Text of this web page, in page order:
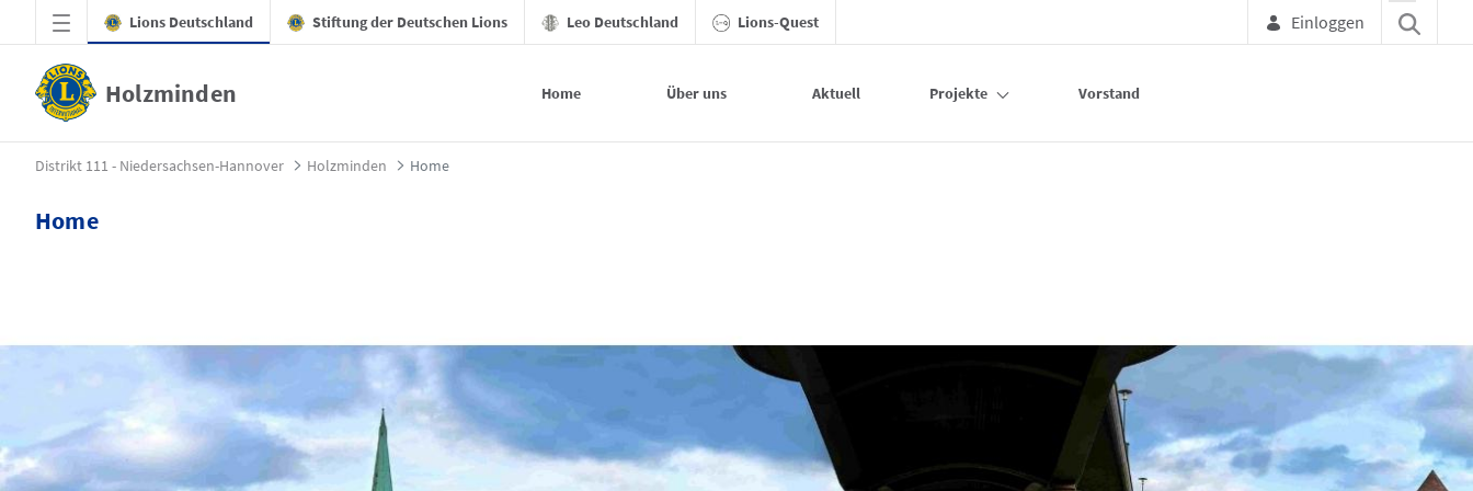
Zum Hauptinhalt springen
Lions Deutschland Stiftung der Deutschen Lions Leo Deutschland Lions-Quest Einloggen
Holzminden Home Über uns Aktuell Projekte Vorstand
Home - Holzminden
Distrikt 111 - Niedersachsen-Hannover Holzminden Home
Home